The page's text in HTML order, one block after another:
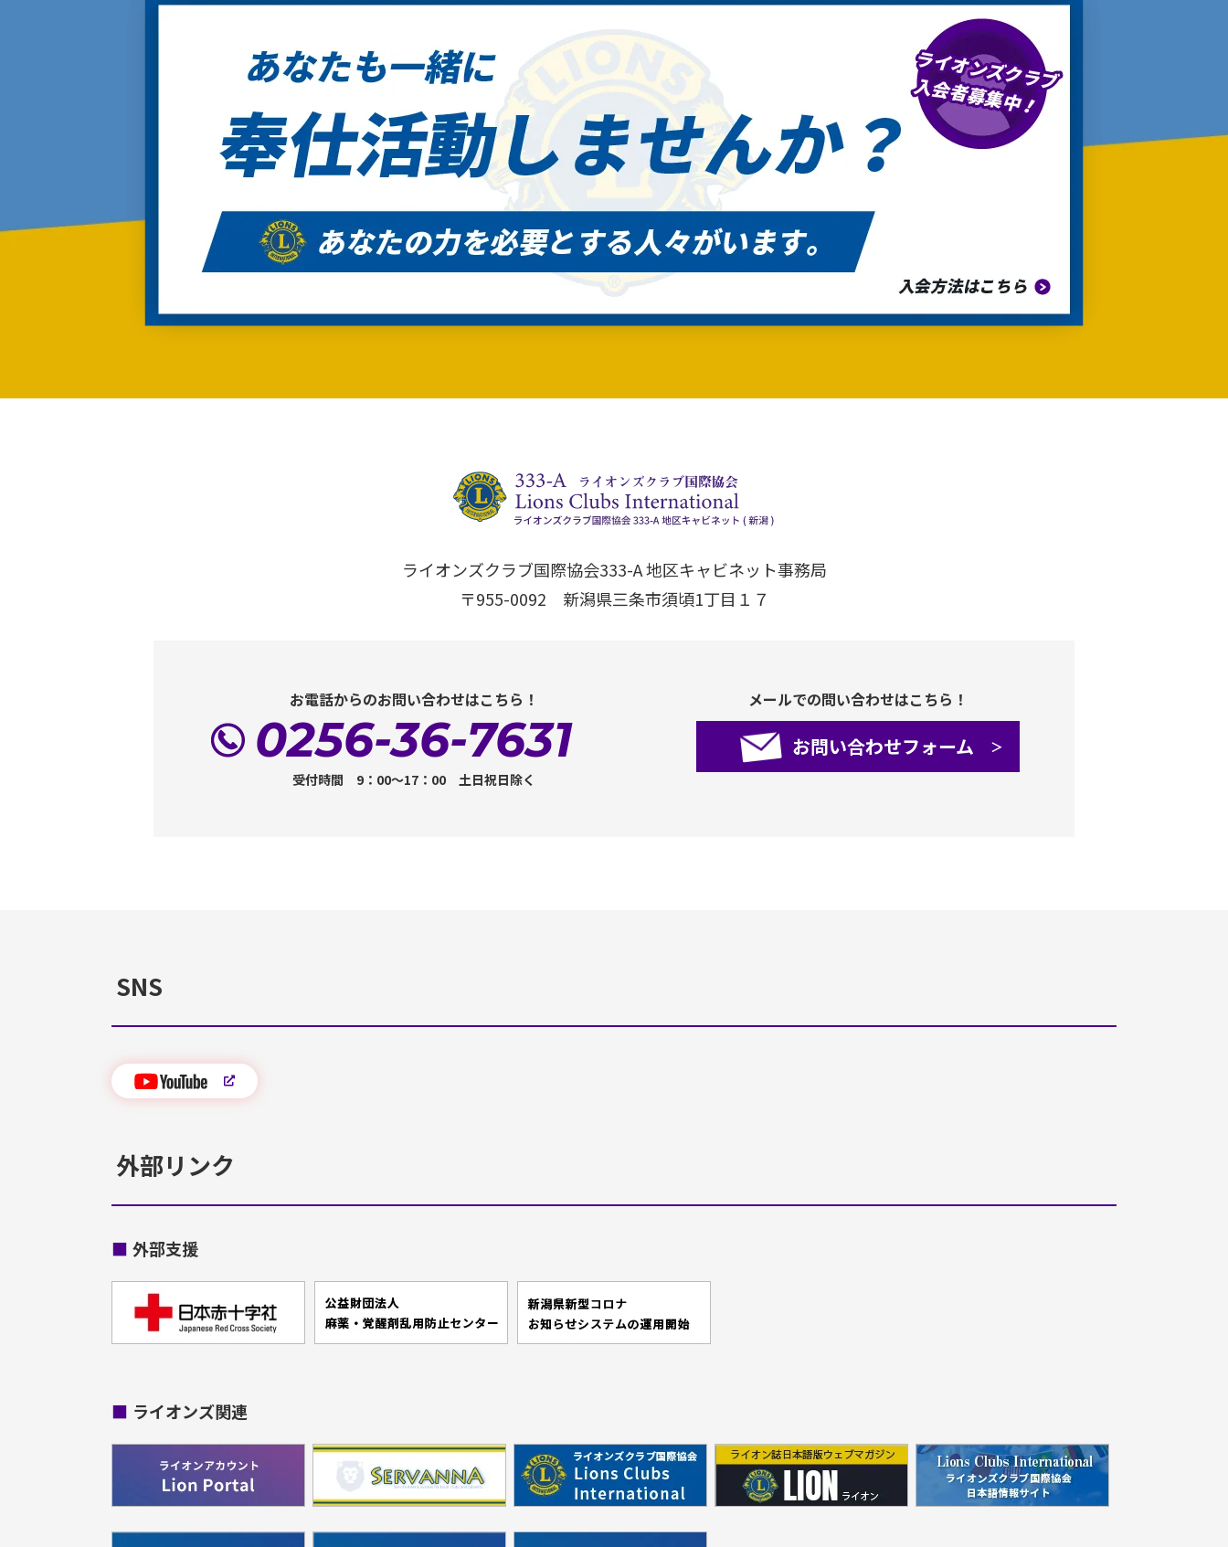
ライオンズクラブ国際協会333-A 地区キャビネット事務局
〒955-0092 新潟県三条市須頃1丁目１７
お電話からのお問い合わせはこちら！
0256-36-7631
受付時間 9：00～17：00 土日祝日除く
メールでの問い合わせはこちら！
お問い合わせフォーム
SNS
外部リンク
■ 外部支援
■ ライオンズ関連